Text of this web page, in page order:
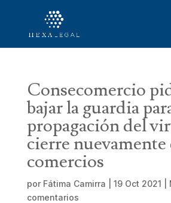
Consecomercio
bajar la guardia
propagación del
cierre nuevamente
comercios
por Fátima Camirra 19 Oct 2021
comentarios